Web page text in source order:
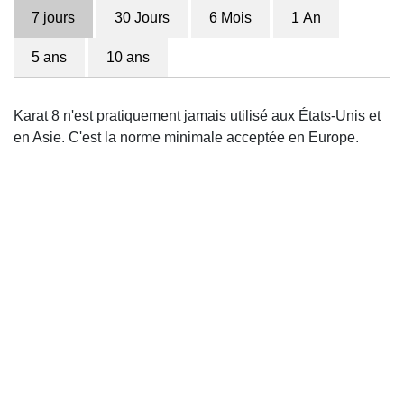
7 jours 30 Jours 6 Mois 1 An
5 ans 10 ans
Karat 8 n'est pratiquement jamais utilisé aux États-Unis et
en Asie. C'est la norme minimale acceptée en Europe.